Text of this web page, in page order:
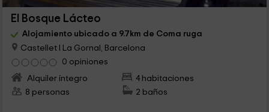
El Bosque Lácteo
Alojamiento ubicado a 9.7km de Coma ruga
Castellet I La Gornal, Barcelona
0 opiniones
Alquiler íntegro
4 habitaciones
8 personas
2 baños